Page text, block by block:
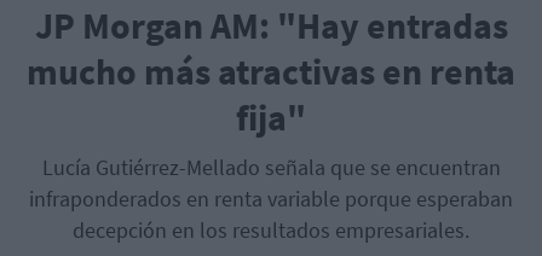
JP Morgan AM: "Hay entradas
mucho más atractivas en renta
fija"
Lucía Gutiérrez-Mellado señala que se encuentran
infraponderados en renta variable porque esperaban
decepción en los resultados empresariales.